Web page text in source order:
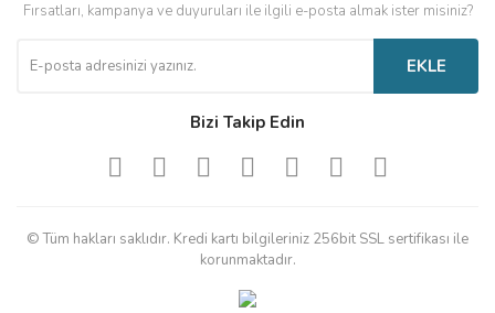
Fırsatları, kampanya ve duyuruları ile ilgili e-posta almak ister misiniz?
EKLE
Bizi Takip Edin
© Tüm hakları saklıdır. Kredi kartı bilgileriniz 256bit SSL sertifikası ile
korunmaktadır.